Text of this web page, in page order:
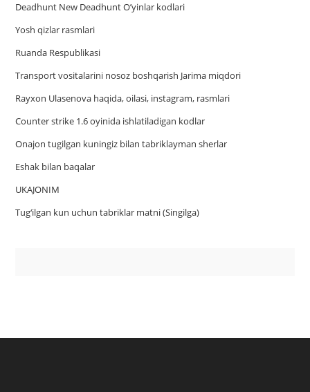
Deadhunt New Deadhunt O’yinlar kodlari
Yosh qizlar rasmlari
Ruanda Respublikasi
Trаnsport vositаlаrini nosoz boshqаrish Jаrimа miqdori
Rayxon Ulasenova haqida, oilasi, instagram, rasmlari
Counter strike 1.6 oyinida ishlatiladigan kodlar
Onajon tugilgan kuningiz bilan tabriklayman sherlar
Eshak bilan baqalar
UKAJONIM
Tug‘ilgan kun uchun tabriklar matni (Singilga)